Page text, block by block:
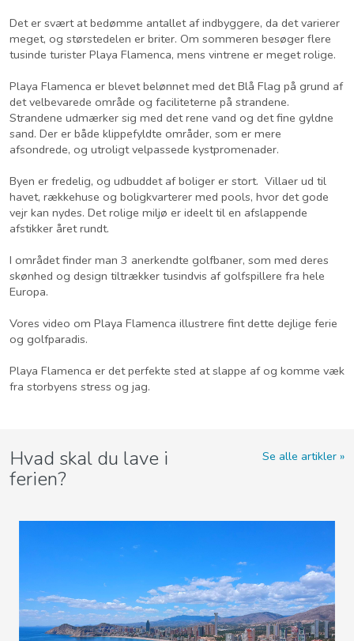
Det er svært at bedømme antallet af indbyggere, da det varierer
meget, og størstedelen er briter. Om sommeren besøger flere
tusinde turister Playa Flamenca, mens vintrene er meget rolige.
Playa Flamenca er blevet belønnet med det Blå Flag på grund af
det velbevarede område og faciliteterne på strandene.
Strandene udmærker sig med det rene vand og det fine gyldne
sand. Der er både klippefyldte områder, som er mere
afsondrede, og utroligt velpassede kystpromenader.
Byen er fredelig, og udbuddet af boliger er stort. Villaer ud til
havet, rækkehuse og boligkvarterer med pools, hvor det gode
vejr kan nydes. Det rolige miljø er ideelt til en afslappende
afstikker året rundt.
I området finder man 3 anerkendte golfbaner, som med deres
skønhed og design tiltrækker tusindvis af golfspillere fra hele
Europa.
Vores video om Playa Flamenca illustrere fint dette dejlige ferie
og golfparadis.
Playa Flamenca er det perfekte sted at slappe af og komme væk
fra storbyens stress og jag.
Hvad skal du lave i
ferien?
Se alle artikler